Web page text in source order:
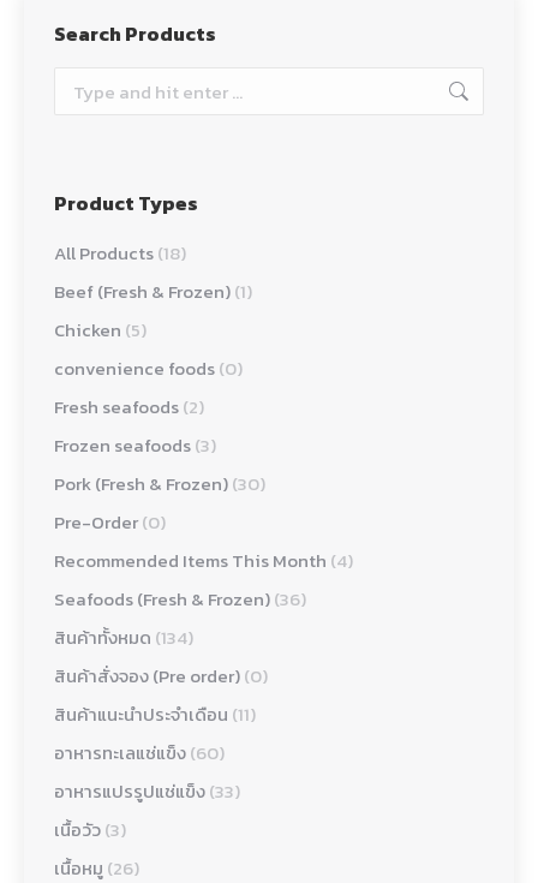
Search Products
Search:
Product Types
All Products(18)
Beef (Fresh & Frozen)(1)
Chicken (5)
convenience foods(0)
Fresh seafoods(2)
Frozen seafoods(3)
Pork (Fresh & Frozen)(30)
Pre-Order(0)
Recommended Items This Month (4)
Seafoods (Fresh & Frozen)(36)
สินค้าทั้งหมด (134)
สินค้าสั่งจอง (Pre order)(0)
สินค้าแนะนำประจำเดือน (11)
อาหารทะเลแช่แข็ง(60)
อาหารแปรรูปแช่แข็ง(33)
เนื้อวัว(3)
เนื้อหมู (26)